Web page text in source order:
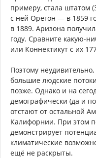
примеру, стала штатом
с ней Орегон — в 1859
в 1889. Аризона
году. Сравните какую-
или Коннектикут с их
Поэтому
большие людские
позже. Однако и на
демографически (да и
отстают от остальной
Калифорнии. При этом
демонстрирует
климатические
ещё не раскрыты.